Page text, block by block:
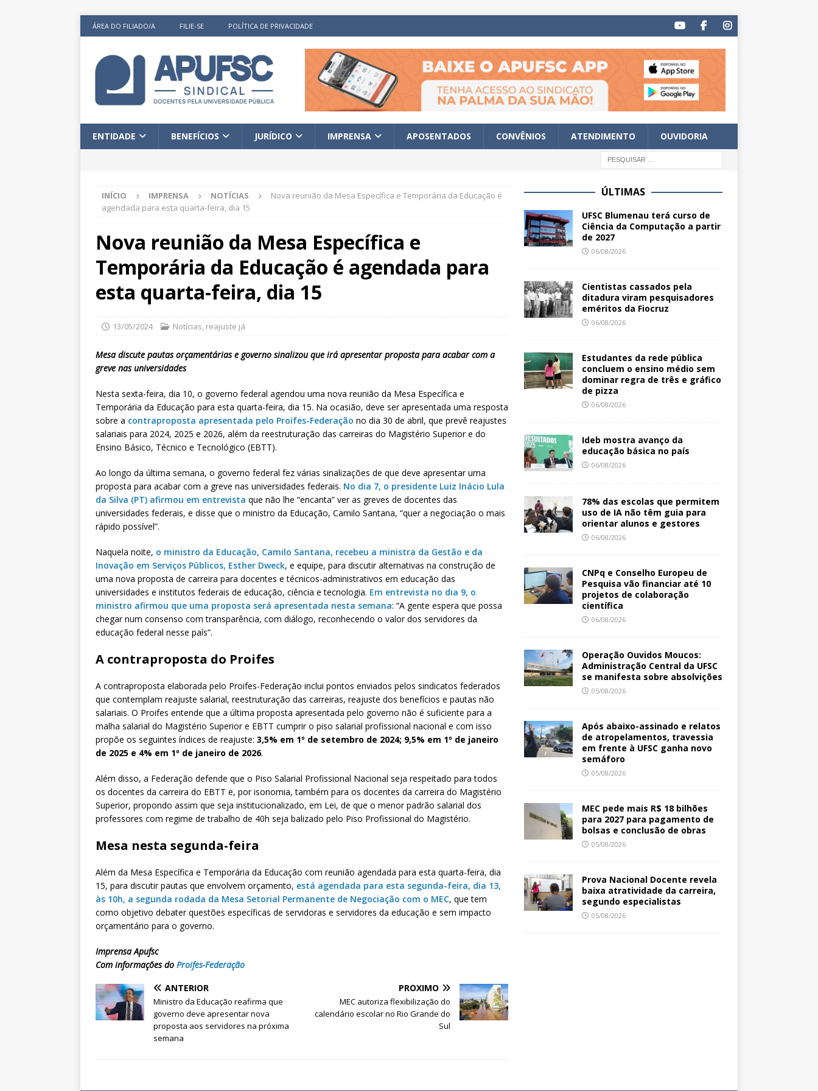
ÁREA DO FILIADO/A FILIE-SE POLÍTICA DE PRIVACIDADE
ENTIDADE BENEFÍCIOS JURÍDICO IMPRENSA APOSENTADOS CONVÊNIOS ATENDIMENTO OUVIDORIA
INÍCIO IMPRENSA NOTÍCIAS
Nova reunião da Mesa Específica e Temporária da Educação é
agendada para esta quarta-feira, dia 15
Nova reunião da Mesa Específica e
Temporária da Educação é agendada para
esta quarta-feira, dia 15
13/05/2024 Notícias, reajuste já
Mesa discute pautas orçamentárias e governo sinalizou que irá apresentar proposta para acabar com a
greve nas universidades
Nesta sexta-feira, dia 10, o governo federal agendou uma nova reunião da Mesa Específica e
Temporária da Educação para esta quarta-feira, dia 15. Na ocasião, deve ser apresentada uma resposta
sobre a contraproposta apresentada pelo Proifes-Federação no dia 30 de abril, que prevê reajustes
salariais para 2024, 2025 e 2026, além da reestruturação das carreiras do Magistério Superior e do
Ensino Básico, Técnico e Tecnológico (EBTT).
Ao longo da última semana, o governo federal fez várias sinalizações de que deve apresentar uma
proposta para acabar com a greve nas universidades federais. No dia 7, o presidente Luiz Inácio Lula
da Silva (PT) afirmou em entrevista que não lhe “encanta” ver as greves de docentes das
universidades federais, e disse que o ministro da Educação, Camilo Santana, “quer a negociação o mais
rápido possível”.
Naquela noite, o ministro da Educação, Camilo Santana, recebeu a ministra da Gestão e da
Inovação em Serviços Públicos, Esther Dweck, e equipe, para discutir alternativas na construção de
uma nova proposta de carreira para docentes e técnicos-administrativos em educação das
universidades e institutos federais de educação, ciência e tecnologia. Em entrevista no dia 9, o
ministro afirmou que uma proposta será apresentada nesta semana: “A gente espera que possa
chegar num consenso com transparência, com diálogo, reconhecendo o valor dos servidores da
educação federal nesse país”.
A contraproposta do Proifes
A contraproposta elaborada pelo Proifes-Federação inclui pontos enviados pelos sindicatos federados
que contemplam reajuste salarial, reestruturação das carreiras, reajuste dos benefícios e pautas não
salariais. O Proifes entende que a última proposta apresentada pelo governo não é suficiente para a
malha salarial do Magistério Superior e EBTT cumprir o piso salarial profissional nacional e com isso
propõe os seguintes índices de reajuste: 3,5% em 1º de setembro de 2024; 9,5% em 1º de janeiro
de 2025 e 4% em 1º de janeiro de 2026.
Além disso, a Federação defende que o Piso Salarial Profissional Nacional seja respeitado para todos
os docentes da carreira do EBTT e, por isonomia, também para os docentes da carreira do Magistério
Superior, propondo assim que seja institucionalizado, em Lei, de que o menor padrão salarial dos
professores com regime de trabalho de 40h seja balizado pelo Piso Profissional do Magistério.
Mesa nesta segunda-feira
Além da Mesa Específica e Temporária da Educação com reunião agendada para esta quarta-feira, dia
15, para discutir pautas que envolvem orçamento, está agendada para esta segunda-feira, dia 13,
às 10h, a segunda rodada da Mesa Setorial Permanente de Negociação com o MEC, que tem
como objetivo debater questões específicas de servidoras e servidores da educação e sem impacto
orçamentário para o governo.
Imprensa Apufsc
Com informações do Proifes-Federação
ANTERIOR
Ministro da Educação reafirma que
governo deve apresentar nova
proposta aos servidores na próxima
semana
PRÓXIMO
MEC autoriza flexibilização do
calendário escolar no Rio Grande do
Sul
ÚLTIMAS
UFSC Blumenau terá curso de
Ciência da Computação a partir
de 2027
06/08/2026
Cientistas cassados pela
ditadura viram pesquisadores
eméritos da Fiocruz
06/08/2026
Estudantes da rede pública
concluem o ensino médio sem
dominar regra de três e gráfico
de pizza
06/08/2026
Ideb mostra avanço da
educação básica no país
06/08/2026
78% das escolas que permitem
uso de IA não têm guia para
orientar alunos e gestores
06/08/2026
CNPq e Conselho Europeu de
Pesquisa vão financiar até 10
projetos de colaboração
científica
06/08/2026
Operação Ouvidos Moucos:
Administração Central da UFSC
se manifesta sobre absolvições
05/08/2026
Após abaixo-assinado e relatos
de atropelamentos, travessia
em frente à UFSC ganha novo
semáforo
05/08/2026
MEC pede mais R$ 18 bilhões
para 2027 para pagamento de
bolsas e conclusão de obras
05/08/2026
Prova Nacional Docente revela
baixa atratividade da carreira,
segundo especialistas
05/08/2026